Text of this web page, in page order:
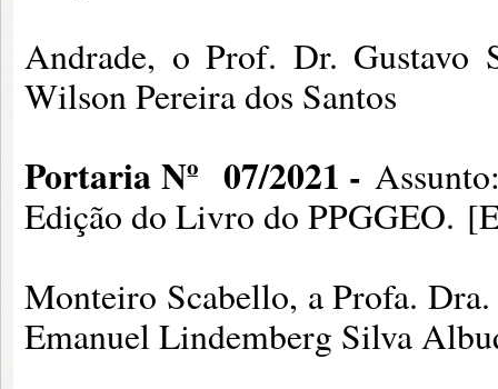
Andrade, o Prof. Dr. Gustavo
Wilson Pereira dos Santos
Portaria Nº 07/2021 -
Edição do Livro do PPGGEO.
Monteiro Scabello, a Profa.
Emanuel Lindemberg Silva